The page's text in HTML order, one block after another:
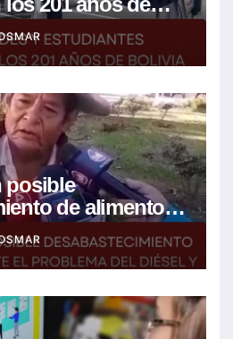
de un
posible
de alimentos
del diésel y el
de insumos